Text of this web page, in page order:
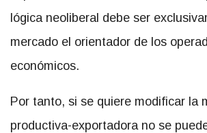
lógica neoliberal debe ser
mercado el orientador de los
económicos.
Por tanto, si se quiere modificar la
productiva-exportadora no se